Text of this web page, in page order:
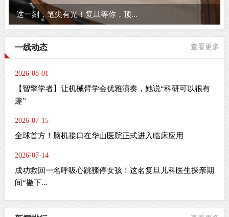
复旦之春
一线动态 查看更多
2026-08-01
【智擎学者】让机械臂学会优雅演奏，她说“科研可以很有
趣”
2026-07-15
全球首方！脑机接口在华山医院正式进入临床应用
2026-07-14
成功救回一名呼吸心跳骤停女孩！这名复旦儿科医生探亲期
间“撇下...